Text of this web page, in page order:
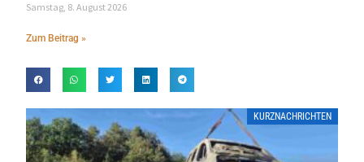
Samstag, 8. August 2026
Zum Beitrag »
KURZNACHRICHTEN